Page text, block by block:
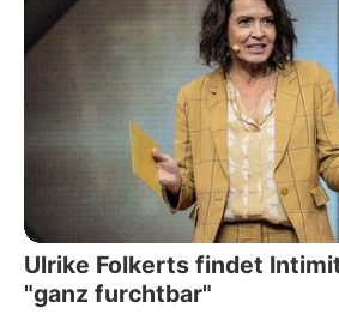
Ulrike Folkerts findet
"ganz furchtbar"